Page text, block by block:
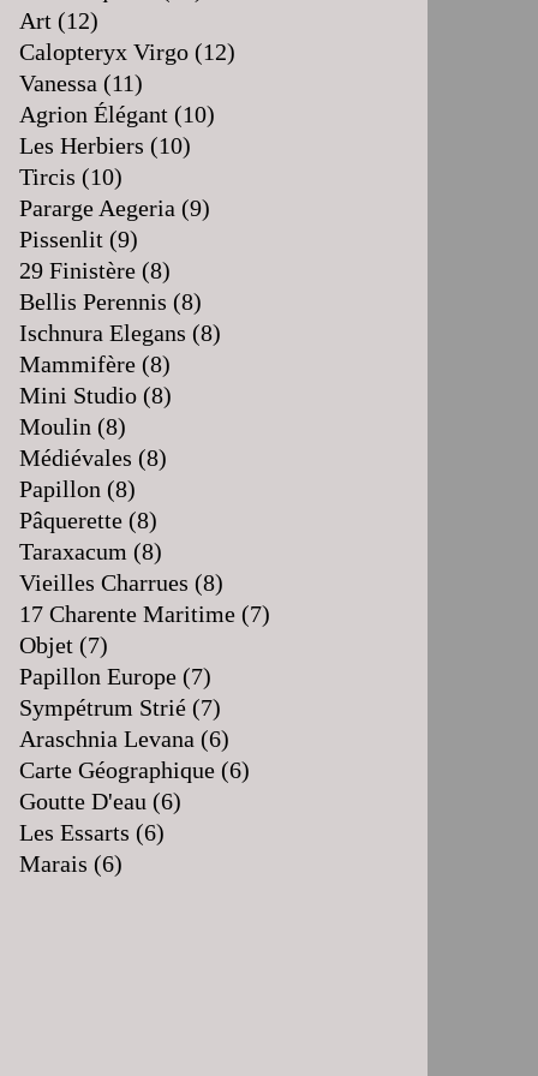
Art (12)
Calopteryx Virgo (12)
Vanessa (11)
Agrion Élégant (10)
Les Herbiers (10)
Tircis (10)
Pararge Aegeria (9)
Pissenlit (9)
29 Finistère (8)
Bellis Perennis (8)
Ischnura Elegans (8)
Mammifère (8)
Mini Studio (8)
Moulin (8)
Médiévales (8)
Papillon (8)
Pâquerette (8)
Taraxacum (8)
Vieilles Charrues (8)
17 Charente Maritime (7)
Objet (7)
Papillon Europe (7)
Sympétrum Strié (7)
Araschnia Levana (6)
Carte Géographique (6)
Goutte D'eau (6)
Les Essarts (6)
Marais (6)